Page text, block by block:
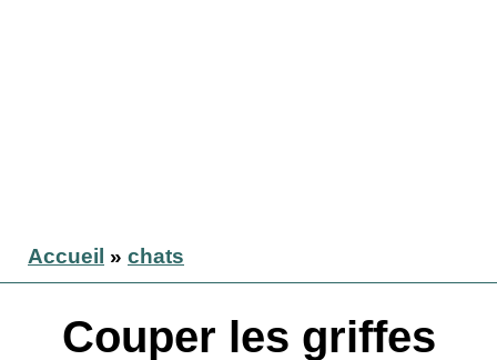
Accueil » chats
Couper les griffes